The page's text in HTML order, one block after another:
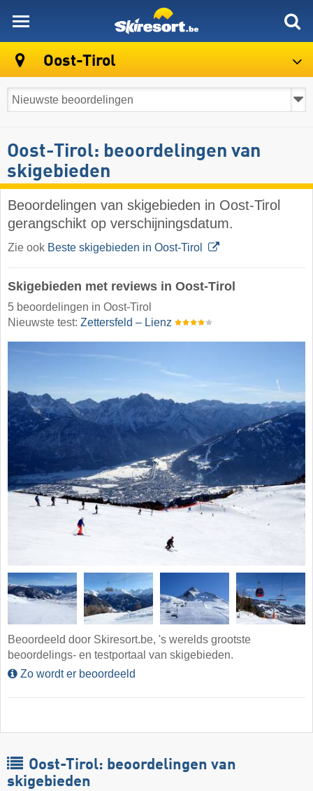
Oost-Tirol
Oost-Tirol: beoordelingen van
skigebieden
Beoordelingen van skigebieden in Oost-Tirol
gerangschikt op verschijningsdatum.
Zie ook Beste skigebieden in Oost-Tirol
Skigebieden met reviews in Oost-Tirol
5 beoordelingen in Oost-Tirol
Nieuwste test: Zettersfeld – Lienz
Beoordeeld door Skiresort.be, 's werelds grootste
beoordelings- en testportaal van skigebieden.
Zo wordt er beoordeeld
Oost-Tirol: beoordelingen van
skigebieden